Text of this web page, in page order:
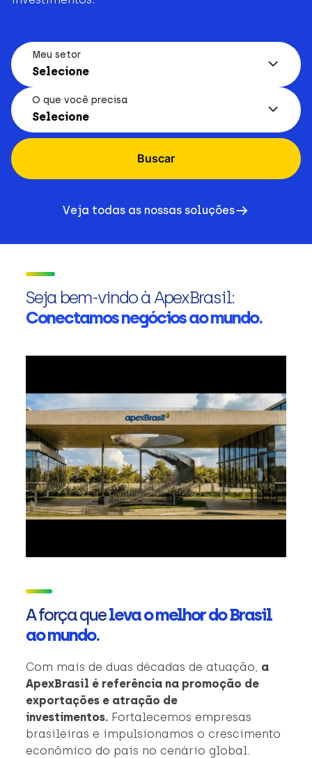
Meu setor
Selecione
O que você precisa
Selecione
Buscar
Veja todas as nossas soluções
Seja bem-vindo à ApexBrasil:
Conectamos negócios ao mundo.
A força queleva o melhor do Brasil
ao mundo.
Com mais de duas décadas de atuação, a
ApexBrasil é referência na promoção de
exportações e atração de
investimentos. Fortalecemos empresas
brasileiras e impulsionamos o crescimento
econômico do país no cenário global.